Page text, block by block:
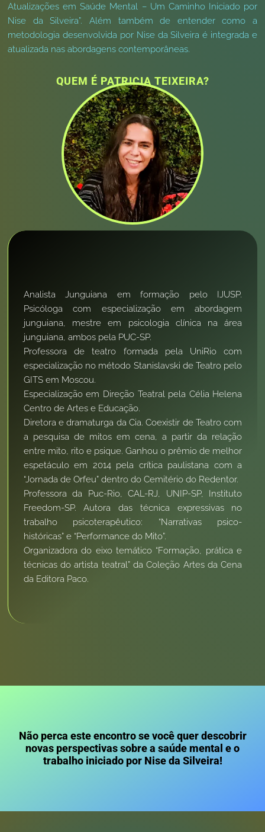
Atualizações em Saúde Mental – Um Caminho Iniciado por
Nise da Silveira”. Além também de entender como a
metodologia desenvolvida por Nise da Silveira é integrada e
atualizada nas abordagens contemporâneas.
QUEM É PATRICIA TEIXEIRA?
Analista Junguiana em formação pelo IJUSP.
Psicóloga com especialização em abordagem
junguiana, mestre em psicologia clínica na área
junguiana, ambos pela PUC-SP.
Professora de teatro formada pela UniRio com
especialização no método Stanislavski de Teatro pelo
GITS em Moscou.
Especialização em Direção Teatral pela Célia Helena
Centro de Artes e Educação.
Diretora e dramaturga da Cia. Coexistir de Teatro com
a pesquisa de mitos em cena, a partir da relação
entre mito, rito e psique. Ganhou o prêmio de melhor
espetáculo em 2014 pela crítica paulistana com a
“Jornada de Orfeu” dentro do Cemitério do Redentor.
Professora da Puc-Rio, CAL-RJ, UNIP-SP, Instituto
Freedom-SP. Autora das técnica expressivas no
trabalho psicoterapêutico: “Narrativas psico-
históricas” e “Performance do Mito”.
Organizadora do eixo temático “Formação, prática e
técnicas do artista teatral” da Coleção Artes da Cena
da Editora Paco.
Não perca este encontro se você quer descobrir
novas perspectivas sobre a saúde mental e o
trabalho iniciado por Nise da Silveira!